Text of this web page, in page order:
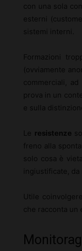
con una sola
esterni
sistemi interni.
Formazioni
(ovviamente
commerciali,
prova in un
e sulla
Le resistenze
freno alla
solo cosa è
ingiustificate,
Utile
che racconta un